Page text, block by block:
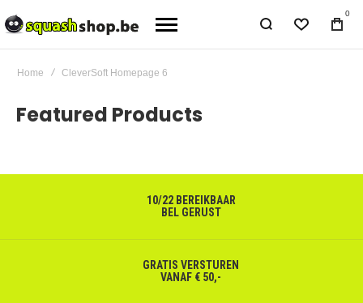
0
Home CleverSoft Homepage 6
Featured Products
10/22 BEREIKBAAR
BEL GERUST
GRATIS VERSTUREN
VANAF € 50,-